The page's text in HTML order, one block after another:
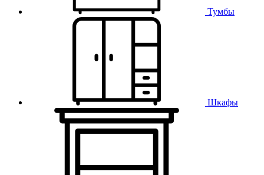
Тумбы
Шкафы